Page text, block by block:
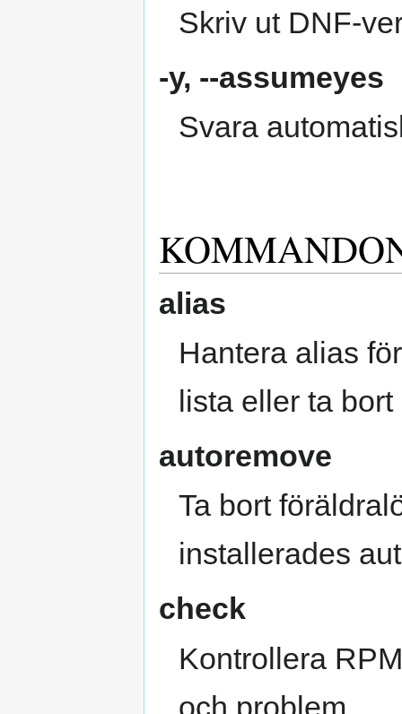
Skriv ut
-y, --assumeyes
Svara
alias
Hantera alias
lista eller ta
autoremove
Ta bort
installerades
check
Kontrollera
och problem.